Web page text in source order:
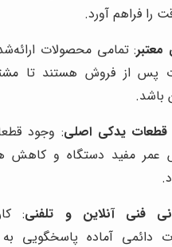
را فراهم آورد.
معتبر: تمامی محصولات
پس از فروش هستند تا
باشد.
قطعات یدکی اصلی: وجود
عمر مفید دستگاه و کاهش
فنی آنلاین و تلفنی:
دائمی آماده پاسخگویی